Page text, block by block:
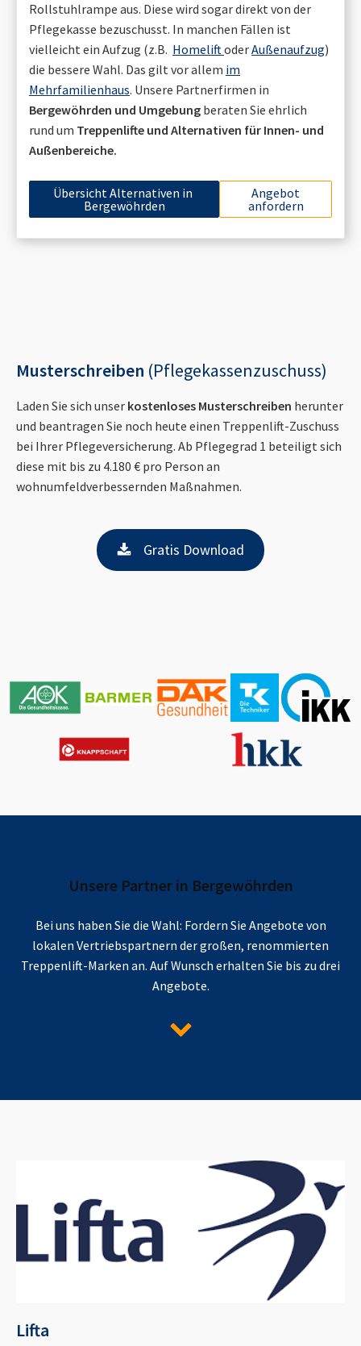
Rollstuhlrampe aus. Diese wird sogar direkt von der
Pflegekasse bezuschusst. In manchen Fällen ist
vielleicht ein Aufzug (z.B. HomeliftoderAußenaufzug)
die bessere Wahl. Das gilt vor allem im
Mehrfamilienhaus. Unsere Partnerfirmen in
Bergewöhrden und Umgebung beraten Sie ehrlich
rund um Treppenlifte und Alternativen für Innen- und
Außenbereiche.
Übersicht Alternativen in
Bergewöhrden
Angebot
anfordern
Musterschreiben (Pflegekassenzuschuss)
Laden Sie sich unser kostenloses Musterschreiben herunter
und beantragen Sie noch heute einen Treppenlift-Zuschuss
bei Ihrer Pflegeversicherung. Ab Pflegegrad 1 beteiligt sich
diese mit bis zu 4.180 € pro Person an
wohnumfeldverbessernden Maßnahmen.
Gratis Download
Unsere Partner in Bergewöhrden
Bei uns haben Sie die Wahl: Fordern Sie Angebote von
lokalen Vertriebspartnern der großen, renommierten
Treppenlift-Marken an. Auf Wunsch erhalten Sie bis zu drei
Angebote.
Lifta